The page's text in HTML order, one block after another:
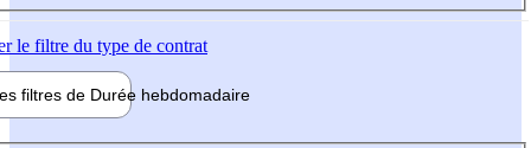
le filtre du type de contrat
filtres de Durée hebdomadaire